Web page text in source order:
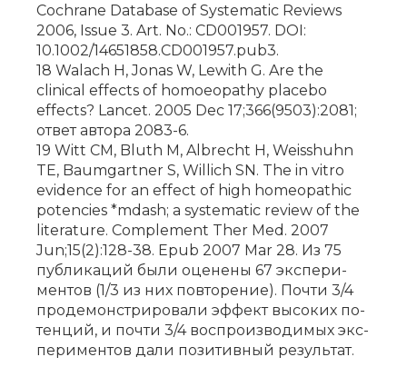
Cochrane Database of Systematic Reviews
2006, Issue 3. Art. No.: CD001957. DOI:
10.1002/14651858.CD001957.pub3.
18 Walach H, Jonas W, Lewith G. Are the
clinical effects of homoeopathy placebo
effects? Lancet. 2005 Dec 17;366(9503):2081;
от­вет ав­то­ра 2083-6.
19 Witt CM, Bluth M, Albrecht H, Weisshuhn
TE, Baumgartner S, Willich SN. The in vitro
evidence for an effect of high homeopathic
potencies *mdash; a systematic review of the
literature. Complement Ther Med. 2007
Jun;15(2):128-38. Epub 2007 Mar 28. Из 75
пуб­ли­ка­ций бы­ли оце­не­ны 67 экс­пе­ри­
мен­тов (1/3 из них по­вто­ре­ние). По­чти 3/4
про­де­мон­стри­ро­ва­ли эф­фект вы­со­ких по­
тен­ций, и по­чти 3/4 вос­про­из­во­ди­мых экс­
пе­ри­мен­тов да­ли по­зи­тив­ный ре­зуль­тат.